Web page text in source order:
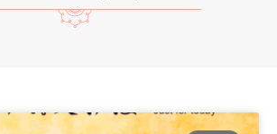
Page Page